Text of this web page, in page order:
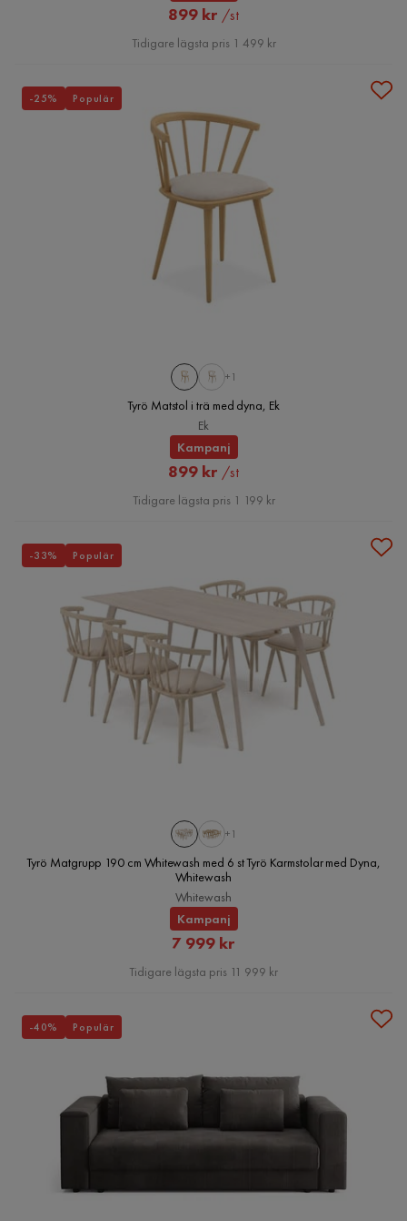
Rabatterat
Pris
899 kr /st
Tidigare lägsta pris 1 499 kr
+1
Tyrö Matstol i trä med dyna, Ek
Ek
Kampanj
Rabatterat
Pris
899 kr /st
Tidigare lägsta pris 1 199 kr
-25% Populär
+1
Tyrö Matgrupp 190 cm Whitewash med 6 st Tyrö Karmstolar med Dyna,
Whitewash
Whitewash
Kampanj
Rabatterat
Pris
7 999 kr
Tidigare lägsta pris 11 999 kr
-33% Populär
-40% Populär